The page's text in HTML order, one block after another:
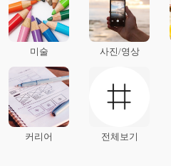
미술 사진/영상
커리어 전체보기